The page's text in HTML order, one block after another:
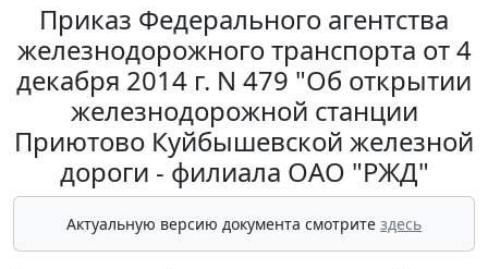
Приказ Федерального агентства
железнодорожного транспорта от 4
декабря 2014 г. N 479 "Об открытии
железнодорожной станции
Приютово Куйбышевской железной
дороги - филиала ОАО "РЖД"
Актуальную версию документа смотрите здесь